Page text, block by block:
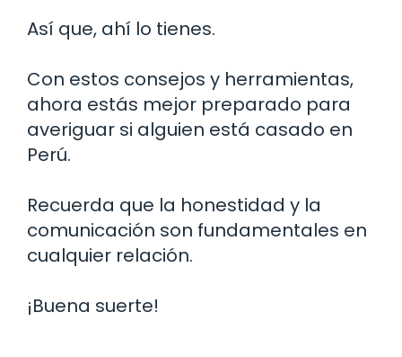
Así que, ahí lo tienes.
Con estos consejos y herramientas,
ahora estás mejor preparado para
averiguar si alguien está casado en
Perú.
Recuerda que la honestidad y la
comunicación son fundamentales en
cualquier relación.
¡Buena suerte!